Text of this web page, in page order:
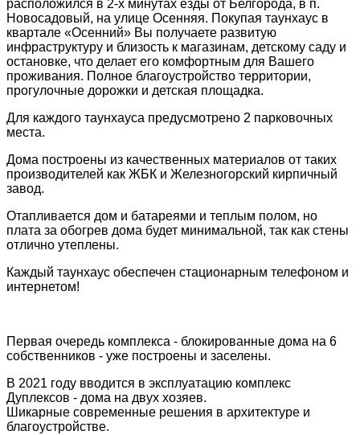
расположился в 2-х минутах езды от Белгорода, в п.
Новосадовый, на улице Осенняя. Покупая таунхаус в
квартале «Осенний» Вы получаете развитую
инфраструктуру и близость к магазинам, детскому саду и
остановке, что делает его комфортным для Вашего
проживания. Полное благоустройство территории,
прогулочные дорожки и детская площадка.
Для каждого таунхауса предусмотрено 2 парковочных
места.
Дома построены из качественных материалов от таких
производителей как ЖБК и Железногорский кирпичный
завод.
Отапливается дом и батареями и теплым полом, но
плата за обогрев дома будет минимальной, так как стены
отлично утеплены.
Каждый таунхаус обеспечен стационарным телефоном и
интернетом!
Первая очередь комплекса - блокированные дома на 6
собственников - уже построены и заселены.
В 2021 году вводится в эксплуатацию комплекс
Дуплексов - дома на двух хозяев.
Шикарные современные решения в архитектуре и
благоустройстве.